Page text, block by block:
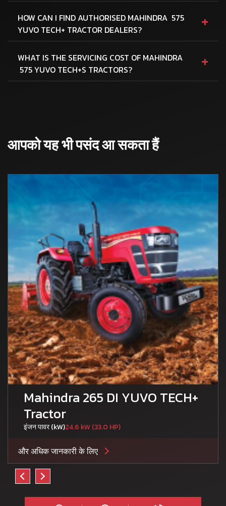
HOW CAN I FIND AUTHORISED MAHINDRA 575
YUVO TECH+ TRACTOR DEALERS?
+
WHAT IS THE SERVICING COST OF MAHINDRA
575 YUVO TECH+S TRACTORS?
+
आपको यह भी पसंद आ सकता हैं
Mahindra 265 DI YUVO TECH+
Tractor
इंजन पावर (kW)24.6 kW (33.0 HP)
और अधिक जानकारी के लिए